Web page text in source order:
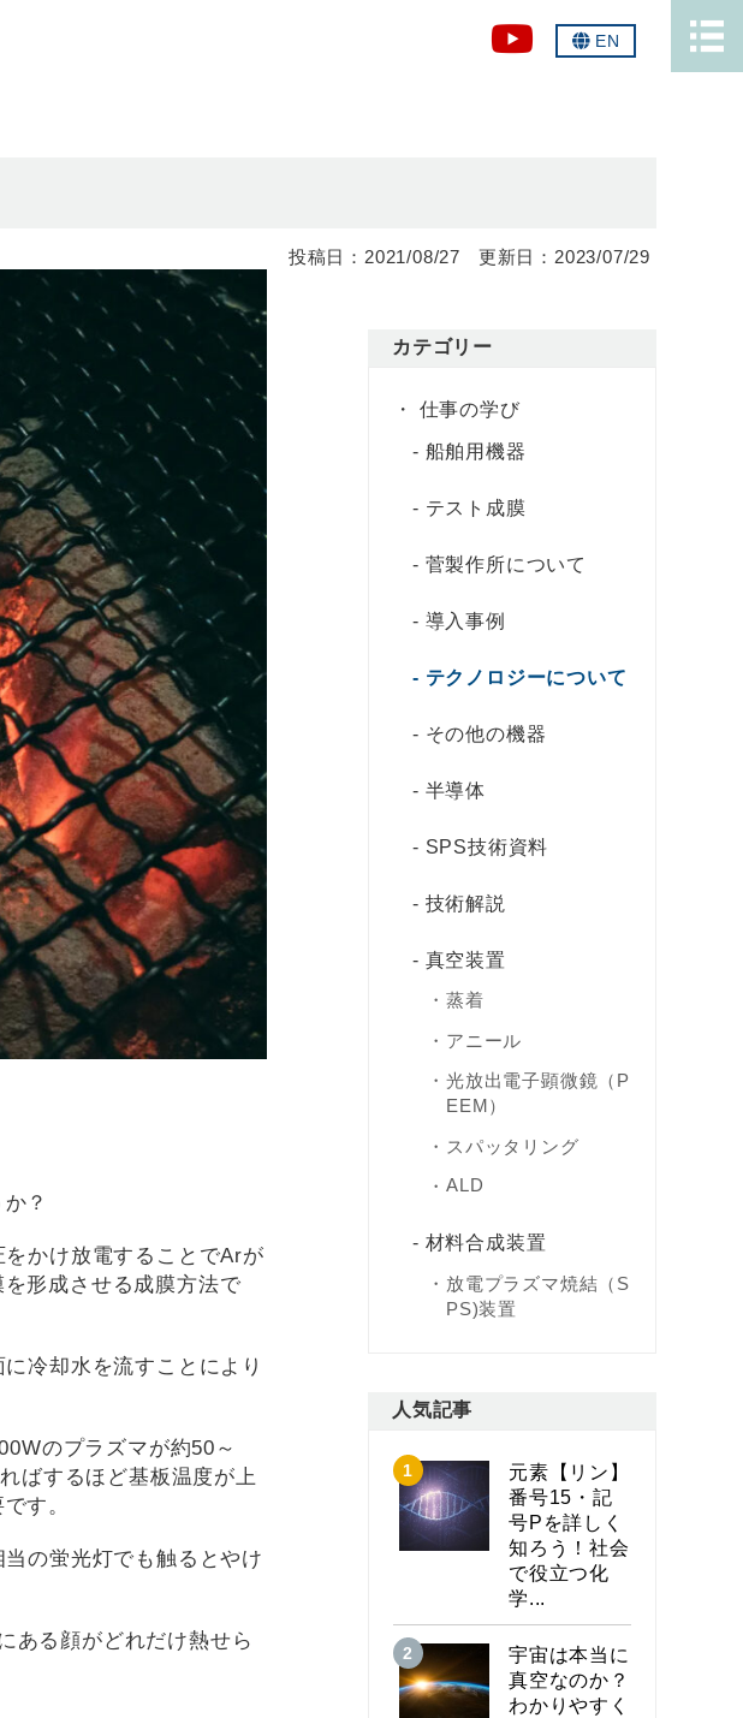
EN
2021/08/27 2023/07/29
？
かけ放電することでArが
形成させる成膜方法で
冷却水を流すことにより
のプラズマが約50～
ばするほど基板温度が上
す。
の蛍光灯でも触るとやけ
ある顔がどれだけ熱せら
カテゴリー
仕事の学び
船舶用機器
テスト成膜
菅製作所について
導入事例
テクノロジーについて
その他の機器
半導体
SPS技術資料
技術解説
真空装置
蒸着
アニール
光放出電子顕微鏡（P
EEM）
スパッタリング
ALD
材料合成装置
放電プラズマ焼結（S
PS)装置
人気記事
元素【リン】
番号15・記
号Pを詳しく
知ろう！社会
で役立つ化
学...
宇宙は本当に
真空なのか？
わかりやすく